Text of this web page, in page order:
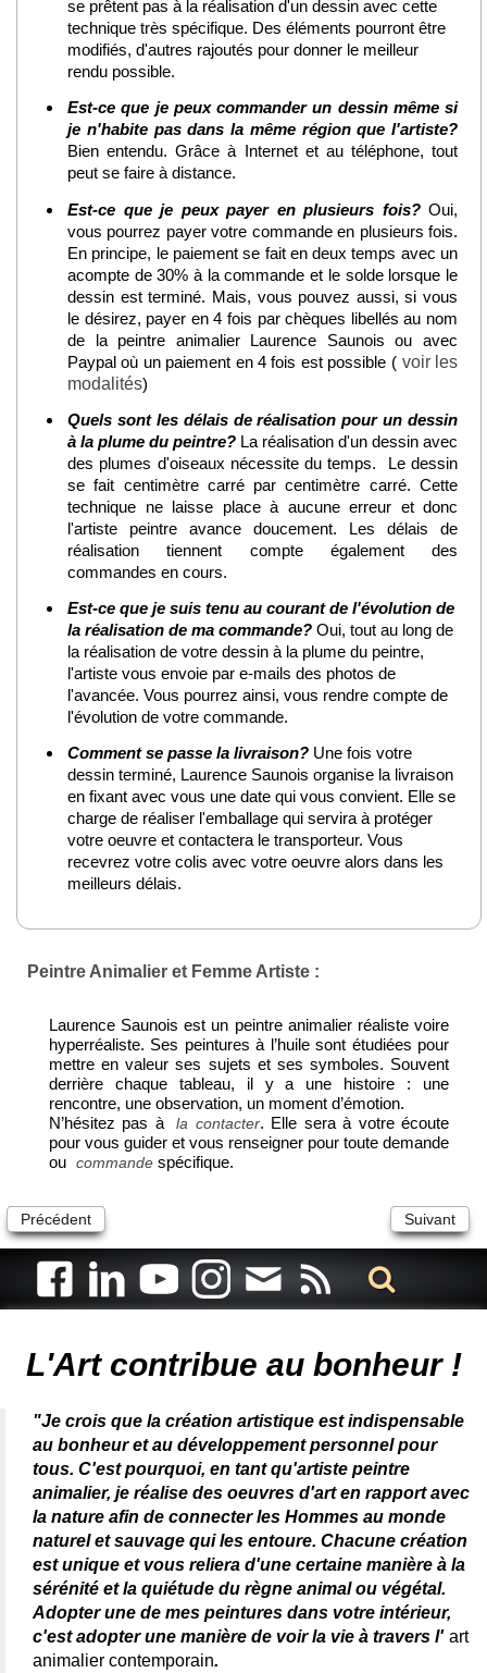
se prêtent pas à la réalisation d'un dessin avec cette
technique très spécifique. Des éléments pourront être
modifiés, d'autres rajoutés pour donner le meilleur
rendu possible.
Est-ce que je peux commander un dessin même si
je n'habite pas dans la même région que l'artiste?
Bien entendu. Grâce à Internet et au téléphone, tout
peut se faire à distance.
Est-ce que je peux payer en plusieurs fois?Oui,
vous pourrez payer votre commande en plusieurs fois.
En principe, le paiement se fait en deux temps avec un
acompte de 30% à la commande et le solde lorsque le
dessin est terminé. Mais, vous pouvez aussi, si vous
le désirez, payer en 4 fois par chèques libellés au nom
de la peintre animalier Laurence Saunois ou avec
Paypal où un paiement en 4 fois est possible ( voir les
modalités)
Quels sont les délais de réalisation pour un dessin
à la plume du peintre? La réalisation d'un dessin avec
des plumes d'oiseaux nécessite du temps. Le dessin
se fait centimètre carré par centimètre carré. Cette
technique ne laisse place à aucune erreur et donc
l'artiste peintre avance doucement. Les délais de
réalisation tiennent compte également des
commandes en cours.
Est-ce que je suis tenu au courant de l'évolution de
la réalisation de ma commande? Oui, tout au long de
la réalisation de votre dessin à la plume du peintre,
l'artiste vous envoie par e-mails des photos de
l'avancée. Vous pourrez ainsi, vous rendre compte de
l'évolution de votre commande.
Comment se passe la livraison? Une fois votre
dessin terminé, Laurence Saunois organise la livraison
en fixant avec vous une date qui vous convient. Elle se
charge de réaliser l'emballage qui servira à protéger
votre oeuvre et contactera le transporteur. Vous
recevrez votre colis avec votre oeuvre alors dans les
meilleurs délais.
Peintre Animalier et Femme Artiste :
Laurence Saunois est un peintre animalier réaliste voire
hyperréaliste. Ses peintures à l’huile sont étudiées pour
mettre en valeur ses sujets et ses symboles. Souvent
derrière chaque tableau, il y a une histoire : une
rencontre, une observation, un moment d’émotion.
N’hésitez pas à
la contacter. Elle sera à votre écoute
pour vous guider et vous renseigner pour toute demande
ou commande spécifique.
Précédent Suivant
L'Art contribue au bonheur !
"Je crois que la création artistique est indispensable
au bonheur et au développement personnel pour
tous. C'est pourquoi, en tant qu'artiste peintre
animalier, je réalise des oeuvres d'art en rapport avec
la nature afin de connecter les Hommes au monde
naturel et sauvage qui les entoure. Chacune création
est unique et vous reliera d'une certaine manière à la
sérénité et la quiétude du règne animal ou végétal.
Adopter une de mes peintures dans votre intérieur,
c'est adopter une manière de voir la vie à travers l' art
animalier contemporain.